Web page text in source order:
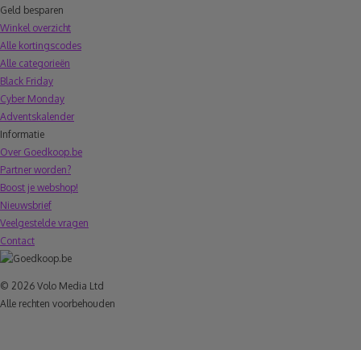
Geld besparen
Winkel overzicht
Alle kortingscodes
Alle categorieën
Black Friday
Cyber Monday
Adventskalender
Informatie
Over Goedkoop.be
Partner worden?
Boost je webshop!
Nieuwsbrief
Veelgestelde vragen
Contact
© 2026 Volo Media Ltd
Alle rechten voorbehouden